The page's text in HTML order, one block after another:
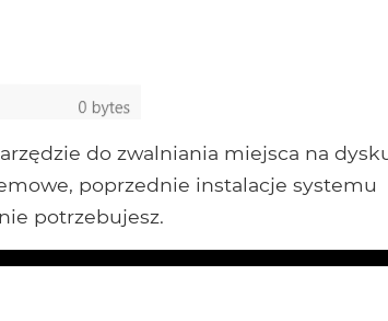
do zwalniania miejsca na
poprzednie instalacje systemu
potrzebujesz.